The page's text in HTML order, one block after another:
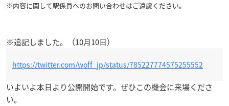
※内容に関して駅係員へのお問い合わせはご遠慮ください。
※追記しました。（10月10日）
https://twitter.com/woff_jp/status/785227774575255552
いよいよ本日より公開開始です。ぜひこの機会に来場くださ
い。